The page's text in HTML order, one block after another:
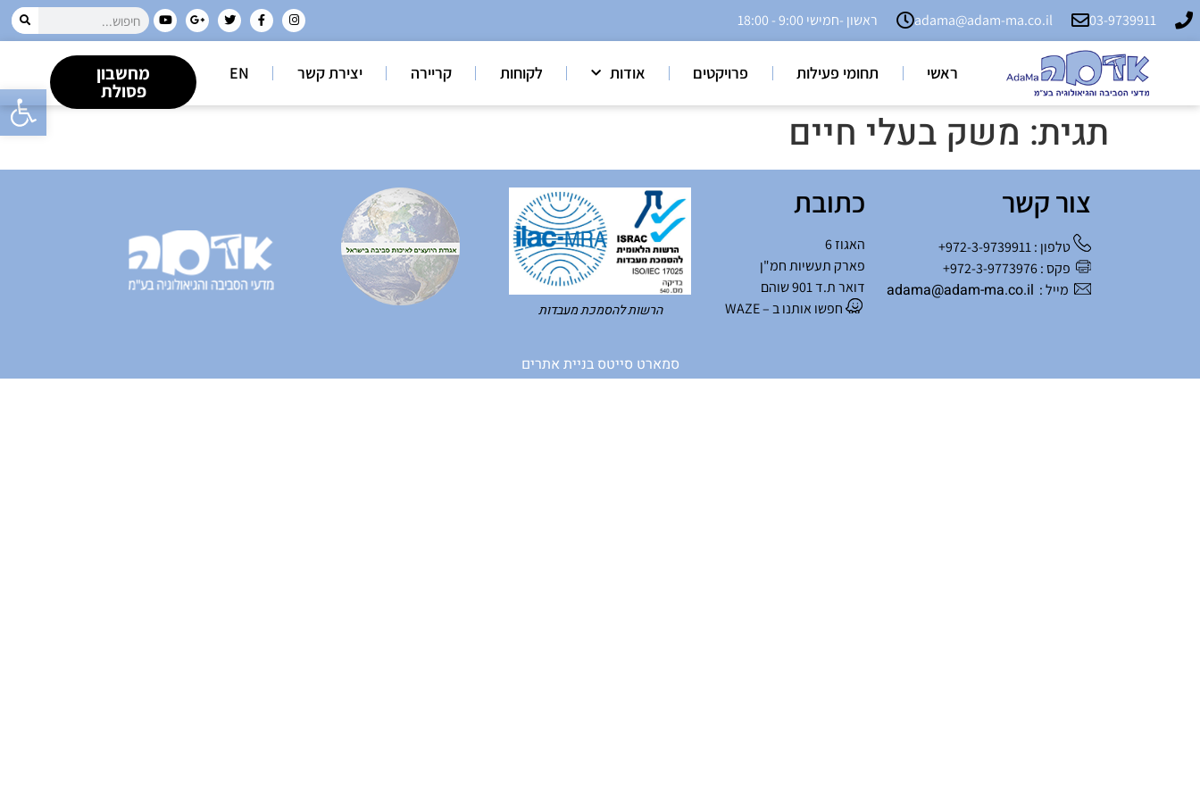
פתח
03-9739911
adama@adam-ma.co.il ראשון -חמישי 9:00 - 18:00
ראשי תחומי פעילות פרויקטים אודות לקוחות קריירה יצירת קשר EN מחשבון
פסולת
תגית: משק בעלי חיים
צור קשר
טלפון : 972-3-9739911+
פקס : 972-3-9773976+
מייל : adama@adam-ma.co.il
כתובת
האגוז 6
פארק תעשיות חמ"ן
דואר ת.ד 901 שוהם
חפשו אותנו ב – WAZE
הרשות להסמכת מעבדות
סמארט סייטס בניית אתרים